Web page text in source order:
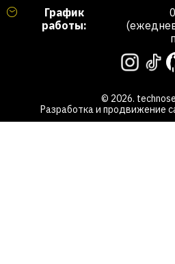
График
работы:
© 2026.
Разработка и продвижение